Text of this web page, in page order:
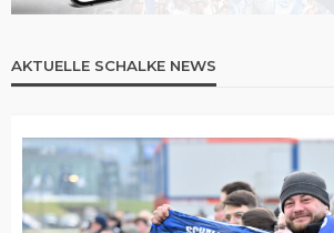
AKTUELLE SCHALKE NEWS